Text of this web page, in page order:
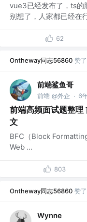
vue3已经发布了，ts的
别想了，人家都已经在
62
Ontheway同志56860 赞
前端鲨鱼哥
前端 @外企 · 6
前端高频面试题整
文
BFC（Block
Web ...
803
Ontheway同志56860 赞
Wynne